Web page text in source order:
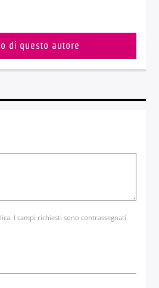
di questo autore
I campi richiesti sono contrassegnati